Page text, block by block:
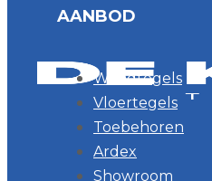
AANBOD
Wandtegels
Vloertegels
Toebehoren
Ardex
Showroom